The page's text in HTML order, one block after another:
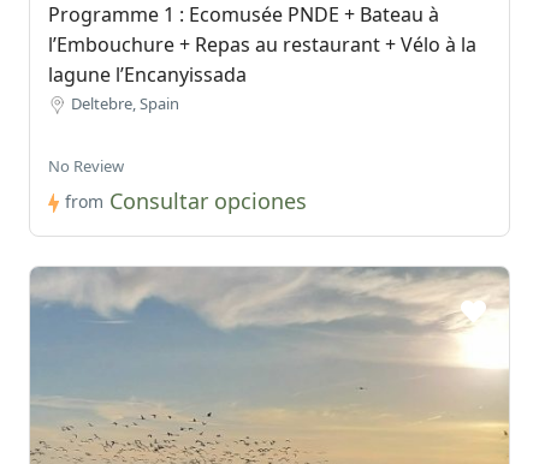
Programme 1 : Ecomusée PNDE + Bateau à
l’Embouchure + Repas au restaurant + Vélo à la
lagune l’Encanyissada
Deltebre, Spain
No Review
from Consultar opciones